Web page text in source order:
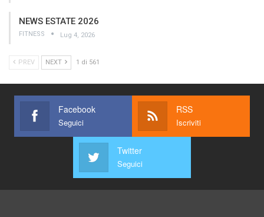
NEWS ESTATE 2026
FITNESS Lug 4, 2026
PREV NEXT 1 di 561
Facebook
Seguici
RSS
Iscriviti
Twitter
Seguici